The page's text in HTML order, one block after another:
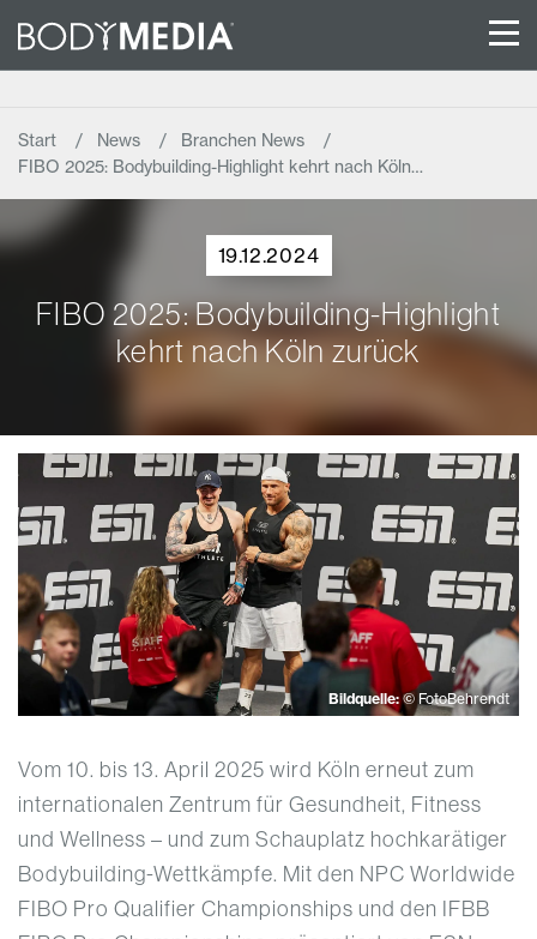
Start News
Branchen News
FIBO 2025: Bodybuilding-Highlight kehrt nach Köln…
19.12.2024
FIBO 2025: Bodybuilding-Highlight
kehrt nach Köln zurück
Bildquelle:© FotoBehrendt
Vom 10. bis 13. April 2025 wird Köln erneut zum
internationalen Zentrum für Gesundheit, Fitness
und Wellness – und zum Schauplatz hochkarätiger
Bodybuilding-Wettkämpfe. Mit den NPC Worldwide
FIBO Pro Qualifier Championships und den IFBB